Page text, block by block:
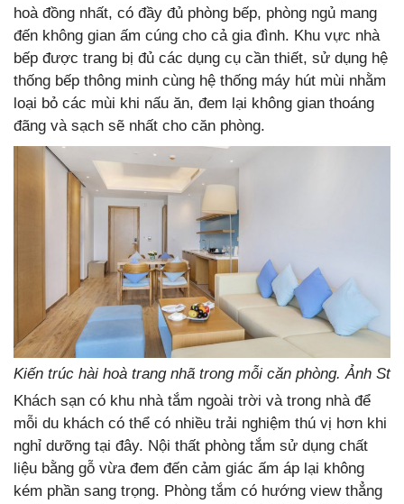
hoà đồng nhất, có đầy đủ phòng bếp, phòng ngủ mang
đến không gian ấm cúng cho cả gia đình. Khu vực nhà
bếp được trang bị đủ các dụng cụ cần thiết, sử dụng hệ
thống bếp thông minh cùng hệ thống máy hút mùi nhằm
loại bỏ các mùi khi nấu ăn, đem lại không gian thoáng
đãng và sạch sẽ nhất cho căn phòng.
Kiến trúc hài hoà trang nhã trong mỗi căn phòng. Ảnh St
Khách sạn có khu nhà tắm ngoài trời và trong nhà để
mỗi du khách có thể có nhiều trải nghiệm thú vị hơn khi
nghỉ dưỡng tại đây. Nội thất phòng tắm sử dụng chất
liệu bằng gỗ vừa đem đến cảm giác ấm áp lại không
kém phần sang trọng. Phòng tắm có hướng view thẳng